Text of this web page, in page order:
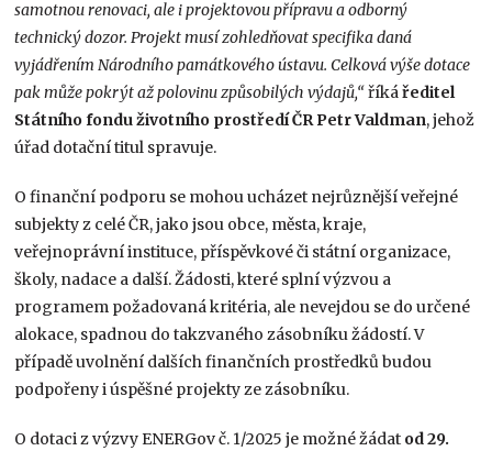
samotnou renovaci, ale i projektovou přípravu a odborný
technický dozor. Projekt musí zohledňovat specifika daná
vyjádřením Národního památkového ústavu. Celková výše dotace
pak může pokrýt až polovinu způsobilých výdajů,“ říkáředitel
Státního fondu životního prostředí ČR Petr Valdman, jehož
úřad dotační titul spravuje.
O finanční podporu se mohou ucházet nejrůznější veřejné
subjekty z celé ČR, jako jsou obce, města, kraje,
veřejnoprávní instituce, příspěvkové či státní organizace,
školy, nadace a další. Žádosti, které splní výzvou a
programem požadovaná kritéria, ale nevejdou se do určené
alokace, spadnou do takzvaného zásobníku žádostí. V
případě uvolnění dalších finančních prostředků budou
podpořeny i úspěšné projekty ze zásobníku.
O dotaci z výzvy ENERGov č. 1/2025 je možné žádat od 29.